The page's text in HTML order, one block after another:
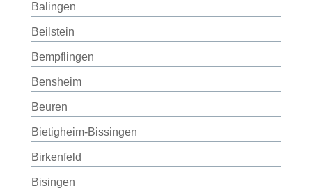
Balingen
Beilstein
Bempflingen
Bensheim
Beuren
Bietigheim-Bissingen
Birkenfeld
Bisingen